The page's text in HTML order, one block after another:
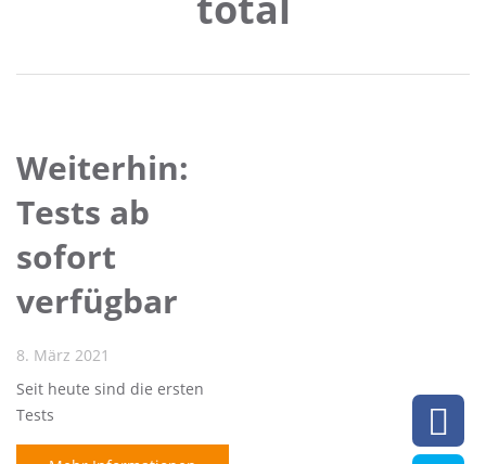
Weiterhin:
Tests ab
sofort
verfügbar
8. März 2021
Seit heute sind die ersten
Tests